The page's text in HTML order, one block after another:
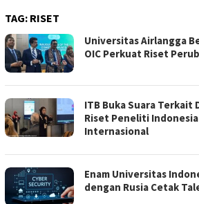
TAG: RISET
Universitas Airlangga
OIC Perkuat Riset
ITB Buka Suara Terkait
Riset Peneliti
Internasional
Enam Universitas
dengan Rusia Cetak